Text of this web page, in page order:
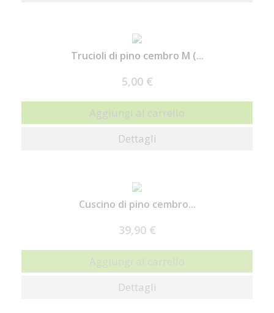
Trucioli di pino cembro M (...
5,00 €
Aggiungi al carrello
Dettagli
Cuscino di pino cembro...
39,90 €
Dettagli